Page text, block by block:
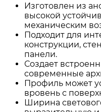
Изготовлен из
высокой
механическим
Подходит для
конструкции,
панели.
Создает
современные
Профиль может
вровень с
Ширина